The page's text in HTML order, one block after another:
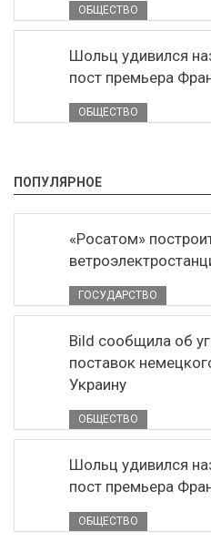
ОБЩЕСТВО
Шольц удивился
пост премьера
ОБЩЕСТВО
ПОПУЛЯРНОЕ
«Росатом»
ГОСУДАРСТВО
Bild сообщила об
поставок
Украину
ОБЩЕСТВО
Шольц удивился
пост премьера
ОБЩЕСТВО